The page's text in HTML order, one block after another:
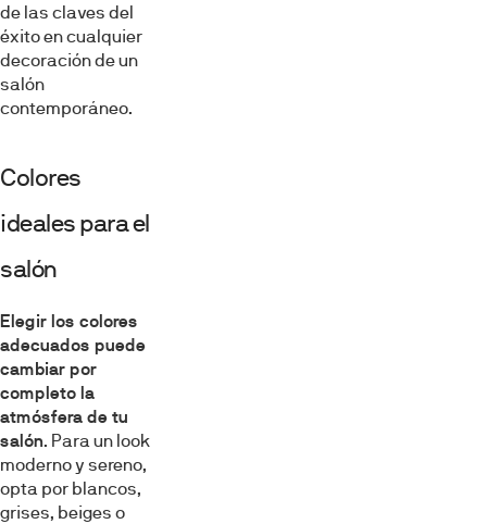
de las claves del
éxito en cualquier
decoración de un
salón
contemporáneo.
Colores
ideales para el
salón
Elegir los colores
adecuados puede
cambiar por
completo la
atmósfera de tu
salón. Para un look
moderno y sereno,
opta por blancos,
grises, beiges o